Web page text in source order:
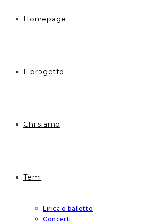
Homepage
Il progetto
Chi siamo
Temi
Lirica e balletto
Concerti